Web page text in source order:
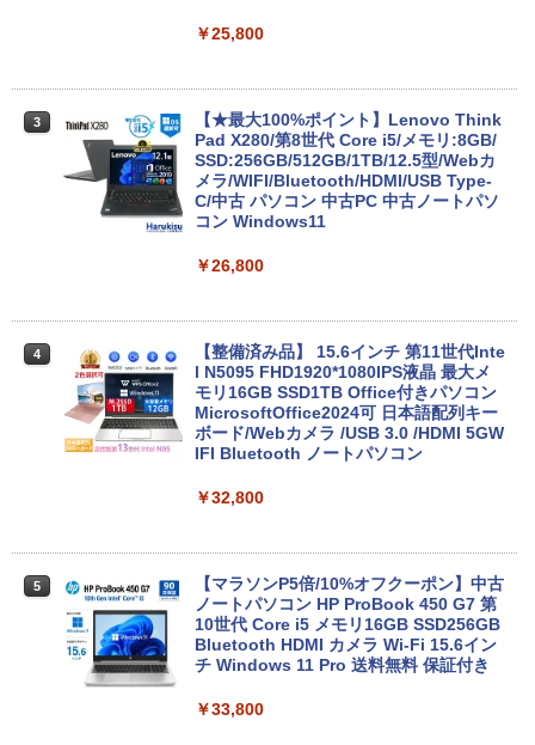
￥25,800
3
【★最大100%ポイント】Lenovo Think
Pad X280/第8世代 Core i5/メモリ:8GB/
SSD:256GB/512GB/1TB/12.5型/Webカ
メラ/WIFI/Bluetooth/HDMI/USB Type-
C/中古 パソコン 中古PC 中古ノートパソ
コン Windows11
￥26,800
4
【整備済み品】 15.6インチ 第11世代Inte
l N5095 FHD1920*1080IPS液晶 最大メ
モリ16GB SSD1TB Office付きパソコン
MicrosoftOffice2024可 日本語配列キー
ボード/Webカメラ /USB 3.0 /HDMI 5GW
IFI Bluetooth ノートパソコン
￥32,800
5
【マラソンP5倍/10%オフクーポン】中古
ノートパソコン HP ProBook 450 G7 第
10世代 Core i5 メモリ16GB SSD256GB
Bluetooth HDMI カメラ Wi-Fi 15.6イン
チ Windows 11 Pro 送料無料 保証付き
￥33,800